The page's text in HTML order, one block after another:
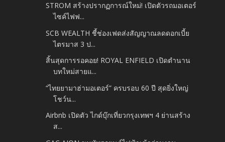
STROM สร้างปรากฏการณ์ใหม่! เปิดตัวรถมอเตอร์
ไซค์ไฟฟ...
SCB WEALTH ชี้ช่องเฟดส่งสัญญาณลดดอกเบี้ย
ไตรมาส 3 ป...
สิ้นสุดการรอคอย! ROYAL ENFIELD เปิดตำนาน
บทใหม่สายแ...
“ไทยยามาฮ่ามอเตอร์” ครบรอบ 60 ปี สุดยิ่งใหญ่
โชว์น...
Airbnb เปิดตัว ไกด์บุ๊กเที่ยวกรุงเทพฯ 4 ย่านสร้าง
ส...